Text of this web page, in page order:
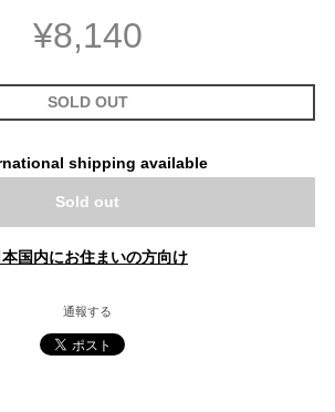
¥8,140
SOLD OUT
shipping available
Sold out
本国内にお住まいの方向け
通報する